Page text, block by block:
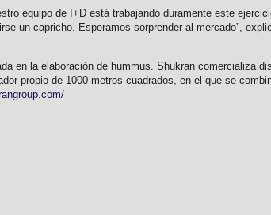
equipo de I+D está trabajando duramente este
un capricho. Esperamos sorprender al mercado”,
en la elaboración de hummus. Shukran comercializa
propio de 1000 metros cuadrados, en el que se